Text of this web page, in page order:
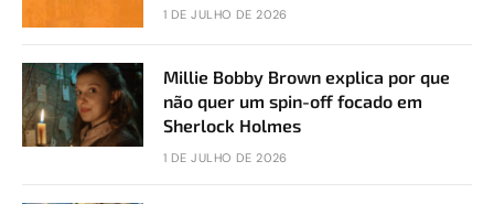
1 DE JULHO DE 2026
Millie Bobby Brown explica por que
não quer um spin-off focado em
Sherlock Holmes
1 DE JULHO DE 2026